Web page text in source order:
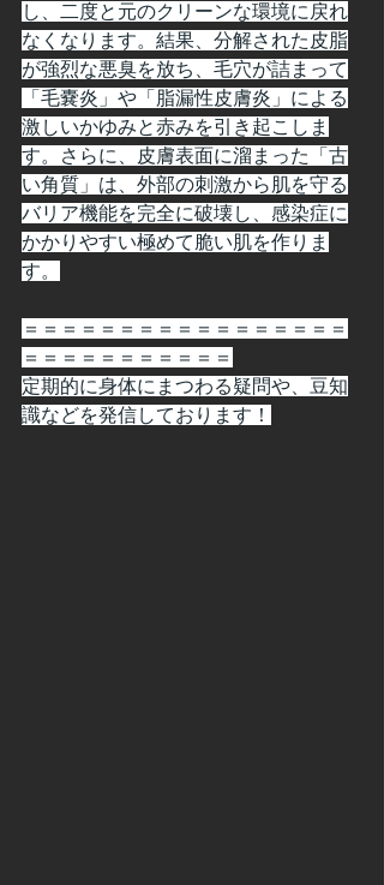
し、二度と元のクリーンな環境に戻れ
なくなります。結果、分解された皮脂
が強烈な悪臭を放ち、毛穴が詰まって
「毛嚢炎」や「脂漏性皮膚炎」による
激しいかゆみと赤みを引き起こしま
す。さらに、皮膚表面に溜まった「古
い角質」は、外部の刺激から肌を守る
バリア機能を完全に破壊し、感染症に
かかりやすい極めて脆い肌を作りま
す。
＝＝＝＝＝＝＝＝＝＝＝＝＝＝＝＝＝
＝＝＝＝＝＝＝＝＝＝＝
定期的に身体にまつわる疑問や、豆知
識などを発信しております！